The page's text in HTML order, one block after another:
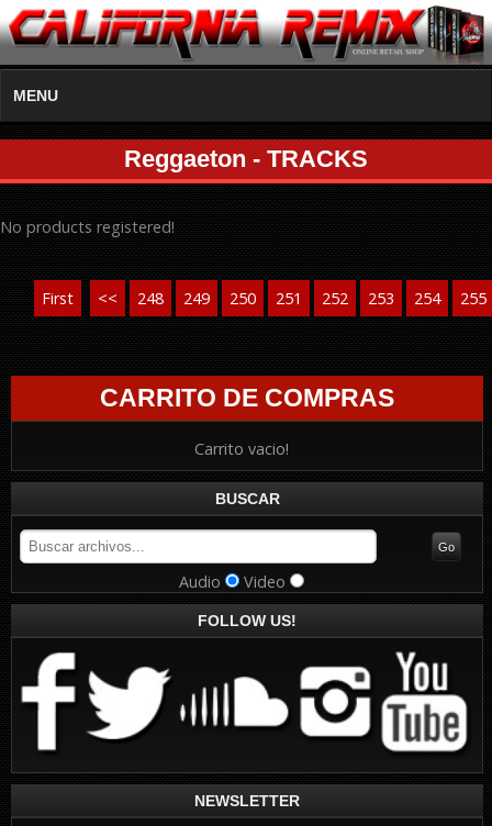
MENU
Reggaeton - TRACKS
No products registered!
First << 248 249 250 251 252 253 254 255
CARRITO DE COMPRAS
Carrito vacio!
BUSCAR
Audio Video
FOLLOW US!
NEWSLETTER